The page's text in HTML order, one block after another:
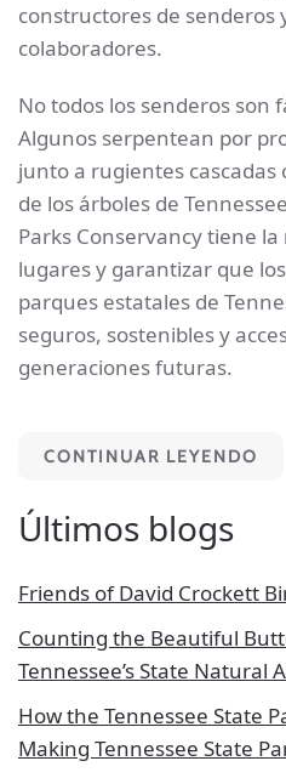
constructores de senderos
colaboradores.
No todos los senderos son
Algunos serpentean por
junto a rugientes cascadas
de los árboles de
Parks Conservancy tiene
lugares y garantizar que
parques estatales de
seguros, sostenibles y
generaciones futuras.
CONTINUAR LEYENDO
Últimos blogs
Friends of David Crockett
Counting the Beautiful
Tennessee’s State Natural
How the Tennessee State
Making Tennessee State